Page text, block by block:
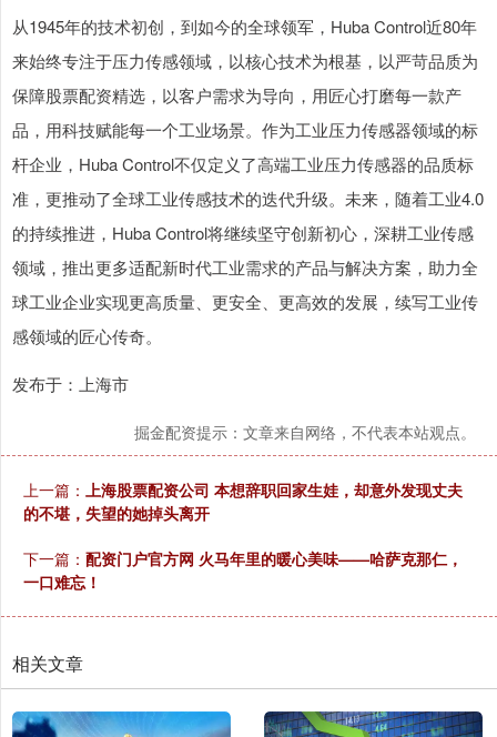
从1945年的技术初创，到如今的全球领军，Huba Control近80年
来始终专注于压力传感领域，以核心技术为根基，以严苛品质为
保障股票配资精选，以客户需求为导向，用匠心打磨每一款产
品，用科技赋能每一个工业场景。作为工业压力传感器领域的标
杆企业，Huba Control不仅定义了高端工业压力传感器的品质标
准，更推动了全球工业传感技术的迭代升级。未来，随着工业4.0
的持续推进，Huba Control将继续坚守创新初心，深耕工业传感
领域，推出更多适配新时代工业需求的产品与解决方案，助力全
球工业企业实现更高质量、更安全、更高效的发展，续写工业传
感领域的匠心传奇。
发布于：上海市
掘金配资提示：文章来自网络，不代表本站观点。
上一篇： 上海股票配资公司 本想辞职回家生娃，却意外发现丈夫
的不堪，失望的她掉头离开
下一篇： 配资门户官方网 火马年里的暖心美味——哈萨克那仁，
一口难忘！
相关文章